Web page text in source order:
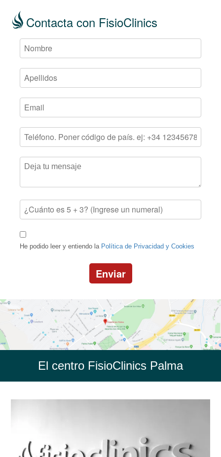
Contacta con FisioClinics
He podido leer y entiendo la Política de Privacidad y Cookies
Enviar
El centro FisioClinics Palma